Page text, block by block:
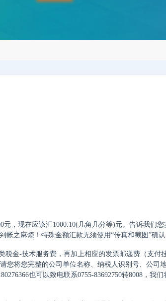
，现在应该汇1000.10(几角几分等)元。告诉我们
帐之麻烦！特殊金额汇款无须使用“传真和截图”确
金-技术服务费，再加上相应的发票邮递费（支付
您将您完整的公司单位名称、纳税人识别号、公司
也可以致电联系0755-83692750转8008，我